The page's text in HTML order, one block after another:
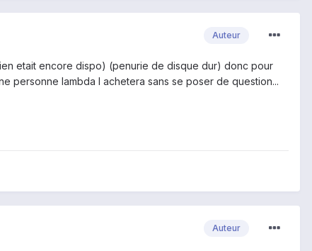
Auteur
etait encore dispo) (penurie de disque dur) donc pour
personne lambda l achetera sans se poser de question...
Auteur